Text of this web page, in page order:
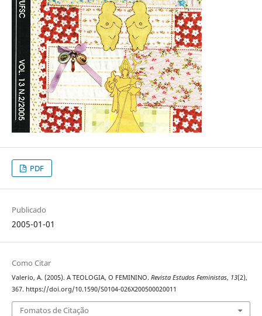
PDF
Publicado
2005-01-01
Como Citar
Valerio, A. (2005). A TEOLOGIA, O FEMININO. Revista Estudos Feministas, 13(2),
367. https://doi.org/10.1590/S0104-026X200500020011
Fomatos de Citação